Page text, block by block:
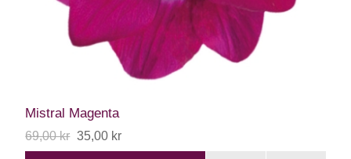
Mistral Magenta
69,00 kr 35,00 kr